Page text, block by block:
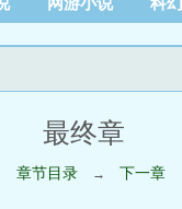
最终章
章节目录 → 下一章